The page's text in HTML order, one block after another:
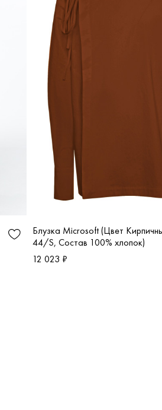
Блузка Microsoft (Цвет
44/S, Состав 100% хлопок)
12 023 ₽